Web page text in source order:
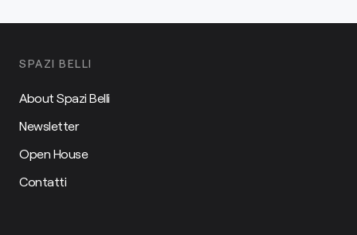
SPAZI BELLI
About Spazi Belli
Newsletter
Open House
Contatti